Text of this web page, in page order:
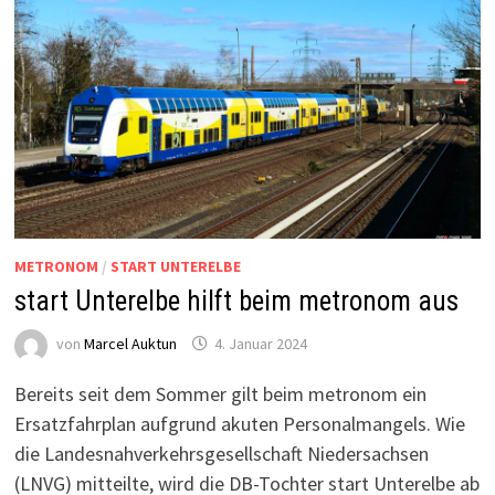
METRONOM / START UNTERELBE
start Unterelbe hilft beim metronom aus
von Marcel Auktun 4. Januar 2024
Bereits seit dem Sommer gilt beim metronom ein
Ersatzfahrplan aufgrund akuten Personalmangels. Wie
die Landesnahverkehrsgesellschaft Niedersachsen
(LNVG) mitteilte, wird die DB-Tochter start Unterelbe ab